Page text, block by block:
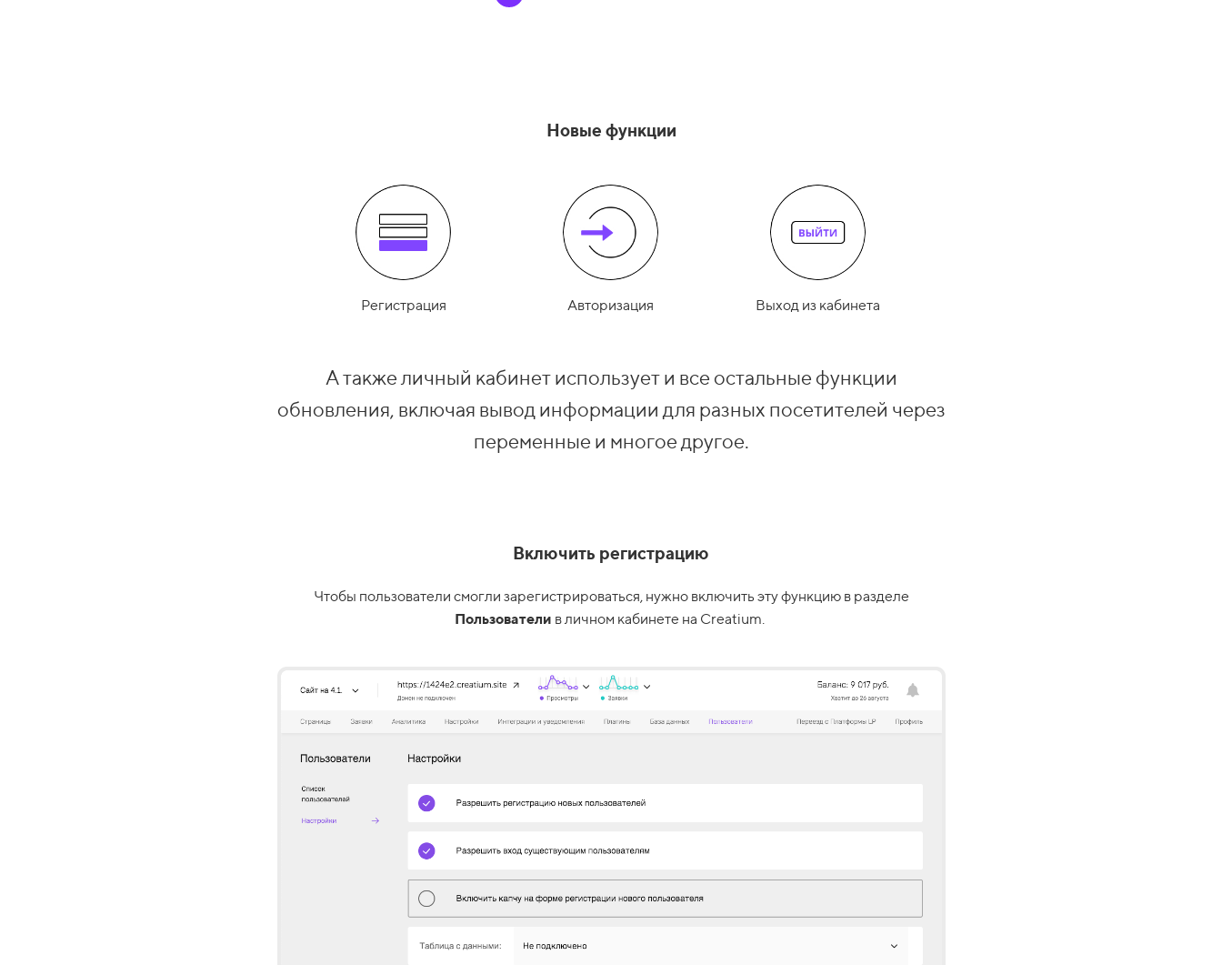
Новые функции
Регистрация Авторизация Выход из кабинета
А также личный кабинет использует и все остальные функции
обновления, включая вывод информации для разных посетителей через
переменные и многое другое.
Включить регистрацию
Чтобы пользователи смогли зарегистрироваться, нужно включить эту функцию в разделе
Пользователи в личном кабинете на Creatium.